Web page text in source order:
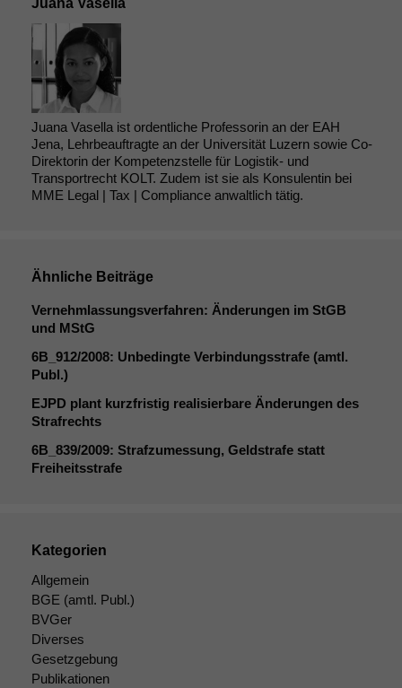
Juana Vasella
Juana Vasella ist ordentliche Professorin an der EAH
Jena, Lehrbeauftragte an der Universität Luzern sowie Co-
Direktorin der Kompetenzstelle für Logistik- und
Transportrecht KOLT. Zudem ist sie als Konsulentin bei
MME Legal | Tax | Compliance anwaltlich tätig.
Ähnliche Beiträge
Vernehmlassungsverfahren: Änderungen im StGB
und MStG
6B_912/2008: Unbedingte Verbindungsstrafe (amtl.
Publ.)
EJPD plant kurzfristig realisierbare Änderungen des
Strafrechts
6B_839/2009: Strafzumessung, Geldstrafe statt
Freiheitsstrafe
Kategorien
Allgemein
BGE (amtl. Publ.)
BVGer
Diverses
Gesetzgebung
Publikationen